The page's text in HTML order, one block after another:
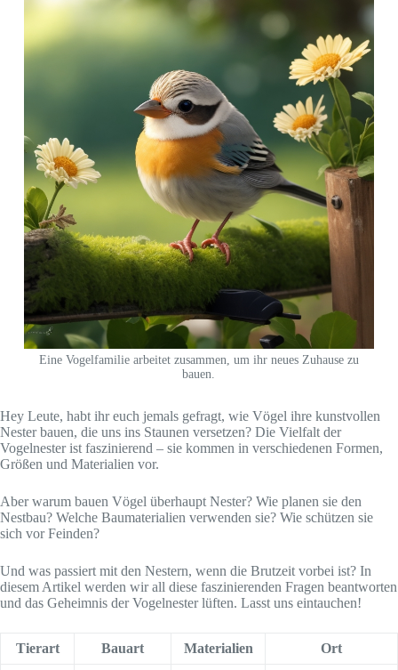
Eine Vogelfamilie arbeitet zusammen, um ihr neues Zuhause zu
bauen.
Hey Leute, habt ihr euch jemals gefragt, wie Vögel ihre kunstvollen
Nester bauen, die uns ins Staunen versetzen? Die Vielfalt der
Vogelnester ist faszinierend – sie kommen in verschiedenen Formen,
Größen und Materialien vor.
Aber warum bauen Vögel überhaupt Nester? Wie planen sie den
Nestbau? Welche Baumaterialien verwenden sie? Wie schützen sie
sich vor Feinden?
Und was passiert mit den Nestern, wenn die Brutzeit vorbei ist? In
diesem Artikel werden wir all diese faszinierenden Fragen beantworten
und das Geheimnis der Vogelnester lüften. Lasst uns eintauchen!
Tierart Bauart Materialien Ort